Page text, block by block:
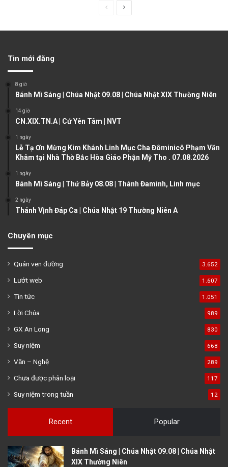
u
p
g
g
Tin mới đăng
8 giờ
Bánh Mì Sáng | Chúa Nhật 09.08 | Chúa Nhật XIX Thường Niên
14 giờ
CN.XIX.TN.A | Cứ Yên Tâm | NVT
1 ngày
Lễ Tạ Ơn Mừng Kim Khánh Linh Mục Cha Đôminicô Phạm Văn
Khâm tại Nhà Thờ Bắc Hòa Giáo Phận Mỹ Tho . 07.08.2026
1 ngày
Bánh Mì Sáng | Thứ Bảy 08.08 | Thánh Đaminh, Linh mục
2 ngày
Thánh Vịnh Đáp Ca | Chúa Nhật 19 Thường Niên A
Chuyên mục
Quán ven đường 3.652
Lướt web 1.607
Tin tức 1.051
Lời Chúa 989
GX An Long 830
Suy niệm 668
Văn – Nghệ 289
Chưa được phân loại 117
Suy niệm trong tuần 12
Recent Popular
Bánh Mì Sáng | Chúa Nhật 09.08 | Chúa Nhật
XIX Thường Niên